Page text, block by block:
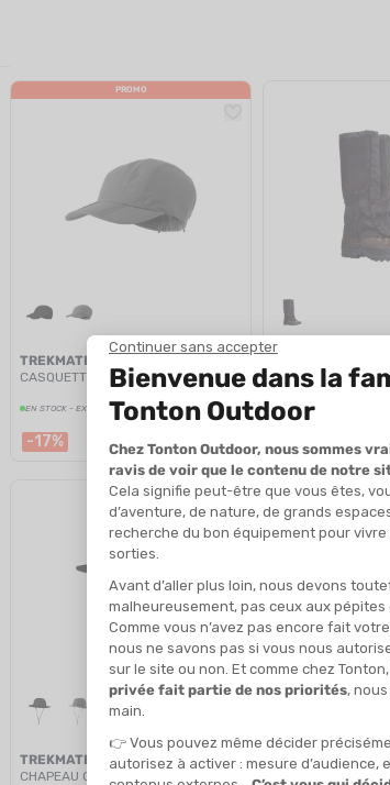
PROMO
TREKMATES
CASQUETTE STANAGE GTX
EN STOCK - EXPÉDIÉ EN 24/48H
-17%
48,00 €
39,90 €
GUÊTRES
EN STOCK - EXPÉDIÉ EN
TREKMATES
CHAPEAU CROOKSTONE GTX
TREKMATES
BOB BAMFORD